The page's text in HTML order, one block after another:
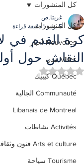
كل المنشورات
Nouvelles أخبار
Villes مدن
Québec كيبيك
Communauté الجالية
Libanais de Montreal
Activités نشاطات
Arts et culture فنون وثقافة
Tourisme سياحة
كل المنشورات
كرة القدم في
النقاش حول
غريتا.ص
5 يونيو
1 دقيقة قراءة
تم التقييم بـ ليس رقمًا